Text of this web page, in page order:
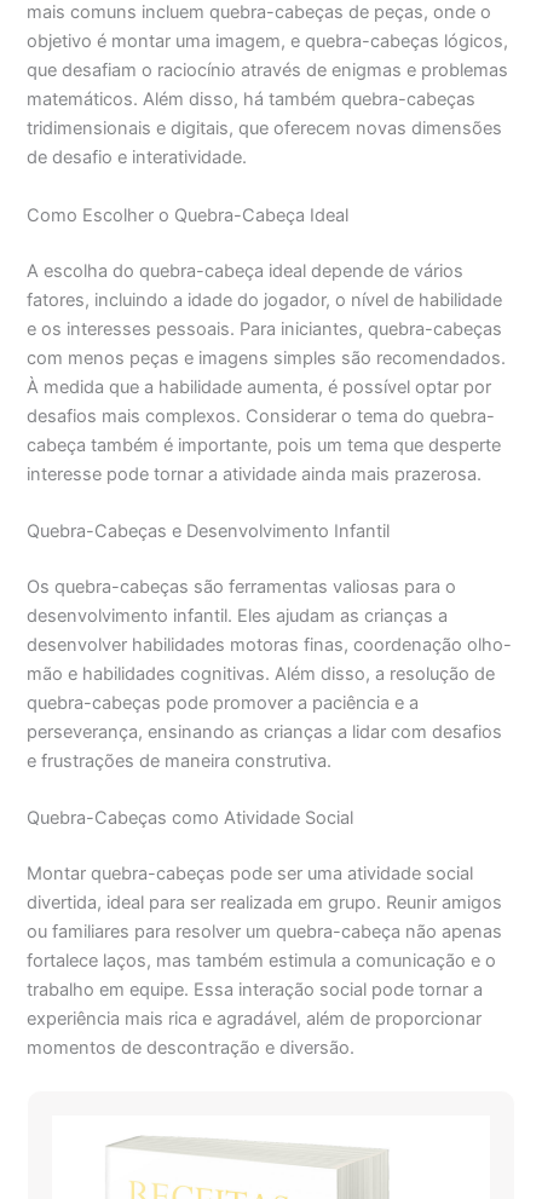
mais comuns incluem quebra-cabeças de peças, onde o
objetivo é montar uma imagem, e quebra-cabeças lógicos,
que desafiam o raciocínio através de enigmas e problemas
matemáticos. Além disso, há também quebra-cabeças
tridimensionais e digitais, que oferecem novas dimensões
de desafio e interatividade.
Como Escolher o Quebra-Cabeça Ideal
A escolha do quebra-cabeça ideal depende de vários
fatores, incluindo a idade do jogador, o nível de habilidade
e os interesses pessoais. Para iniciantes, quebra-cabeças
com menos peças e imagens simples são recomendados.
À medida que a habilidade aumenta, é possível optar por
desafios mais complexos. Considerar o tema do quebra-
cabeça também é importante, pois um tema que desperte
interesse pode tornar a atividade ainda mais prazerosa.
Quebra-Cabeças e Desenvolvimento Infantil
Os quebra-cabeças são ferramentas valiosas para o
desenvolvimento infantil. Eles ajudam as crianças a
desenvolver habilidades motoras finas, coordenação olho-
mão e habilidades cognitivas. Além disso, a resolução de
quebra-cabeças pode promover a paciência e a
perseverança, ensinando as crianças a lidar com desafios
e frustrações de maneira construtiva.
Quebra-Cabeças como Atividade Social
Montar quebra-cabeças pode ser uma atividade social
divertida, ideal para ser realizada em grupo. Reunir amigos
ou familiares para resolver um quebra-cabeça não apenas
fortalece laços, mas também estimula a comunicação e o
trabalho em equipe. Essa interação social pode tornar a
experiência mais rica e agradável, além de proporcionar
momentos de descontração e diversão.